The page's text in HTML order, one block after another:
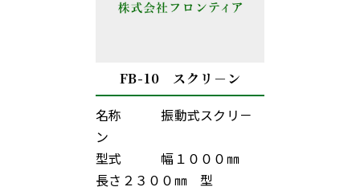
FB-10 スクリ－ン
名称 振動式スクリ－
ン
型式 幅１０００㎜
長さ２３００㎜ 型